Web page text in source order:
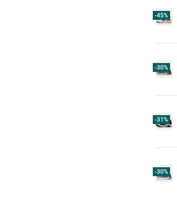
-45%
-30%
-31%
-30%